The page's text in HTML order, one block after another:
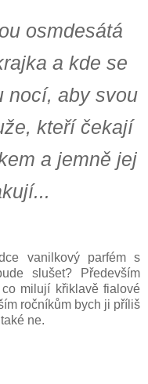
osmdesátá
a kde se
nocí, aby svou
kteří čekají
a jemně jej
vanilkový parfém s
slušet? Především
milují křiklavě fialové
ročníkům bych ji příliš
ne.